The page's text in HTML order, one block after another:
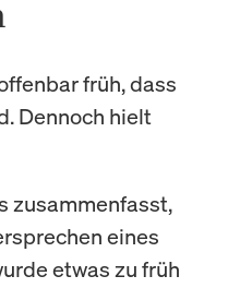
früh, dass
Dennoch hielt
zusammenfasst,
eines
etwas zu früh